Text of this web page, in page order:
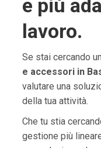
e più
lavoro.
Se stai cercando un
e accessori in
valutare una
della tua attività.
Che tu stia
gestione più